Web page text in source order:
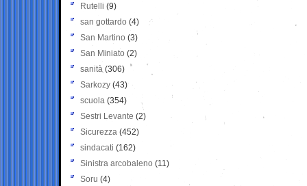
Rutelli (9)
san gottardo (4)
San Martino (3)
San Miniato (2)
sanità (306)
Sarkozy (43)
scuola (354)
Sestri Levante (2)
Sicurezza (452)
sindacati (162)
Sinistra arcobaleno (11)
Soru (4)